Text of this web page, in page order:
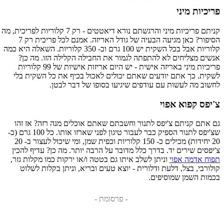
פריכיות מיני
קניתם פריכיות מיני והרגשתם נורא דיאטטים - רק 7 קלוריות לפריכית, מה
הסיפור? כאן מגיעה הבעיה של גודל האריזה. אמנם לכל פריכית רק 7
קלוריות אבל בכל השקית יש 100 גרם וכ- 350 קלוריות. השאלה היא כמה
אנשים מצליחים לא להתפתה לגמור את החבילה הקלילה הזו. מה כן?
פריכיות מיני באריזה אישית - יש היום אריזות אישיות של 99 קלוריות
לשקית. כך אתם יודעים שאתם יכולים לאכול בכיף את כל השקית בלי
לחשוב מה לעשות עם עודפים שיגיעו בסופו של דבר לבטן.
צ'יפס קפוא אפוי
גם אתם קניתם צ'יפס לתנור וחשבתם שאתם אוכלים מנה רזה? אז זהו
שצ'יפס לתנור הספיק כבר לעבור טיגון לפני שארזו אותו. כל 100 גרם (כ-
20 יחידות) מכילים כ- 150 קלוריות וכפית שמן, ומי שיכול לעצור ב- 20
צ'יפסים שירים יד. בדרך כלל מדובר על הרבה יותר. מה כן? עדיף להכין
תפוח אדמה אפוי וניתן לשלב איתו גם בטטה ו/או ירקות כמו מקלות גזר,
קולורבי, בצל, דלעת ודלורית - יוצא טעים ובריא, וניתן בקלות לשלוט
בכמות השמן שמוסיפים.
- פרסומת -